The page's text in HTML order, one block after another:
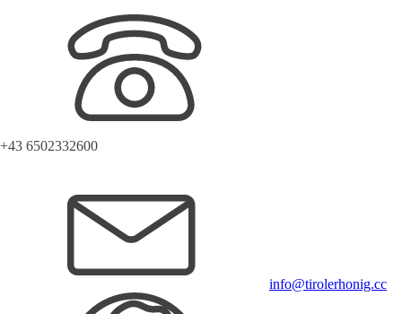
+43 6502332600
info@tirolerhonig.cc